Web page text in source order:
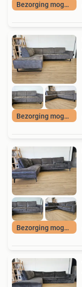
Bezorging mogelijk
Bezorging mogelijk
Bezorging mogelijk